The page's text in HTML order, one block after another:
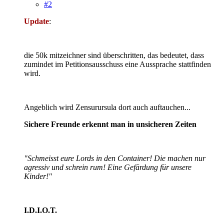
#2
Update:
die 50k mitzeichner sind überschritten, das bedeutet, dass
zumindet im Petitionsausschuss eine Aussprache stattfinden
wird.
Angeblich wird Zensurursula dort auch auftauchen...
Sichere Freunde erkennt man in unsicheren Zeiten
"Schmeisst eure Lords in den Container! Die machen nur
agressiv und schrein rum! Eine Gefärdung für unsere
Kinder!"
I.D.I.O.T.